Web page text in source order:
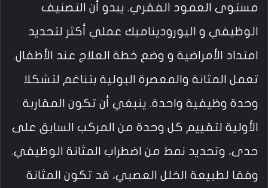
مستوى العمود الفقري. يبدو أن التصنيف
الوظيفي و اليوروديناميك عملي أكثر لتحديد
امتداد الأمراضية و وضع خطة العلاج عند الأطفال.
تعمل المثانة والمعصرة البولية بتناغم لتشكلا
وحدة وظيفية واحدة. ينبغي أن تكون المقاربة
الأولية لتقييم كل وحدة من المركب السابق على
حدى، وتحديد نمط من اضطراب المثانة الوظيفي.
وفقا لطبيعة الخلل العصبي، قد تكون المثانة